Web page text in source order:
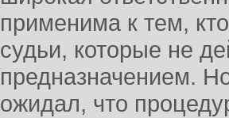
применима к тем,
судьи, которые не
предназначением.
ожидал, что